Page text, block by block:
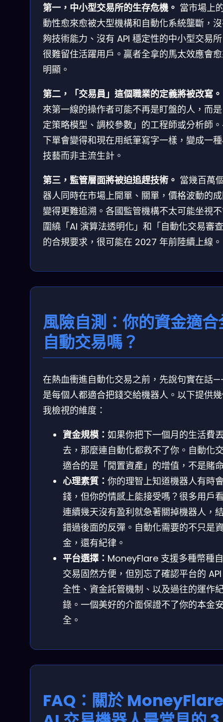
第一，中小型交易所的生存危機。 當市場上
動性愈來愈被大型機構和自動化系統壟斷，
夠技術能力、沒有 API 穩定性的中小型交易
很難留住活躍用戶。贏者全拿的馬太效應會
明顯。
第二，「交易員」這個職業的定義將被改寫。
來第一線的操作者可能不再是盯盤的人，而
定策略模型、調校參數」的工程師或分析師
下單會變得和現在用紙筆寫字一樣，變成一
技藝而非主流生計。
第三，監管層面將被迫追趕技術。 當幾百萬
器人同時在市場上開單、關單，價格波動的
變得更難追溯。各國監管機構不太可能坐視
圍繞「AI 演算法透明化」和「自動化交易審
的合規要求，很可能在 2027 年前陸續上線。
風險自測：你的資金適合
自動交易嗎？
在熱血衝進自動化交易之前，先說句實在話
是每個人都適合把錢交給機器人。以下提供
我檢視的維度：
資金規模： 如果你把下一個月的生活費
去，那麼連自動化都救不了你。自動化
適合的是「閒置資產」的增值，不是賭
心理素質： 你的理智上知道機器人有時
錢，但你的情感上能接受嗎？很多用戶
連續幾天沒有盈利就急著關掉機器人，
錯過後面的反彈。自動化需要的不只是
金，還有紀律。
平台選擇： MoneyFlare 支援多種幣種
交易固然方便，但別忘了確認平台的
全性、資金託管機制、以及過往的運作
錄。一個美好的介面保證不了你的本金
全。
FAQ：關於 MoneyFlare